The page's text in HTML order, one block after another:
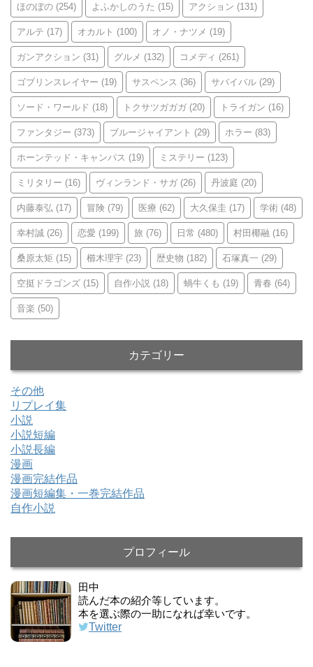
ほのぼの (254) よふかしのうた (15) アクション (131)
アルテ (17) オカルト (100) オノ・ナツメ (19)
ガンアクション (31) グルメ (132) コメディ (261)
ゴブリンスレイヤー (19) サスペンス (36) サバイバル (29)
ソード・ワールド (18) トクサツガガガ (20) トライガン (16)
ファンタジー (373) ブルージャイアント (29) ホラー (83)
ホーンテッド・キャンパス (19) ミステリー (123)
ミリタリー (16) ヴィンランド・サガ (26) 丹波庭 (20)
内藤泰弘 (17) 冒険 (79) 医療 (62) 大久保圭 (17) 学術 (48)
幸村誠 (26) 恋愛 (199) 旅 (76) 日常 (480) 村田椰融 (16)
桑原太矩 (15) 櫛木理宇 (23) 歴史物 (182) 石塚真一 (29)
空挺ドラゴンズ (15) 自作小説 (18) 蝸牛くも (19) 青春 (64)
音楽 (50)
カテゴリー
その他
リプレイ集
小説
小説短編
小説長編
漫画
漫画完結作品
漫画短編集・一巻完結作品
自作小説
プロフィール
田中
読んだ本の紹介等しています。
本を選ぶ際の一助になれば幸いです。
Twitter